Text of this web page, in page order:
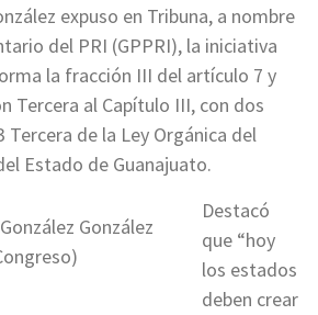
expuso en Tribuna, a nombre
del PRI (GPPRI), la iniciativa
la fracción III del artículo 7 y
Tercera al Capítulo III, con dos
Tercera de la Ley Orgánica del
Estado de Guanajuato.
González
Destacó
que “hoy
los estados
deben crear